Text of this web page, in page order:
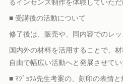
■ 受講後の活動について
修了後は、販売や、同内容でのレッ
国内外の材料を活用することで、
自由で幅広い活動へと発展させてい
■ ﾏｼﾞｮﾗﾑ先生考案の、刻印の表情